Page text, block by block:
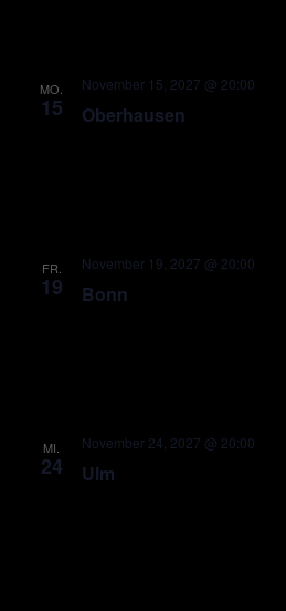
MO.
15 Oberhausen
November 15, 2027 @ 20:00
FR.
19 Bonn
November 19, 2027 @ 20:00
MI.
24 Ulm
November 24, 2027 @ 20:00